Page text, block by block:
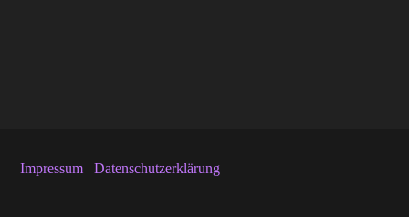
Impressum Datenschutzerklärung